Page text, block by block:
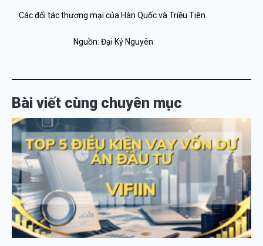
Các đối tác thương mại của Hàn Quốc và Triều Tiên.
Nguồn: Đại Kỷ Nguyên
Bài viết cùng chuyên mục